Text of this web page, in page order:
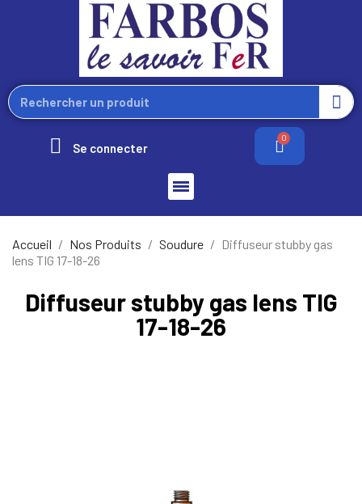
Se connecter
Accueil Nos Produits Soudure
Diffuseur stubby gas
lens TIG 17-18-26
Diffuseur stubby gas lens TIG
17-18-26